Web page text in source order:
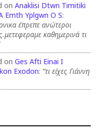
on Anaklisi Dtwn Timitiki
Emth Yplgwn O S:
έπρεπε ανώτεροι
καθημερινά τι
on Ges Afti Einai I
Exodon: “τι είχες Γιάννη